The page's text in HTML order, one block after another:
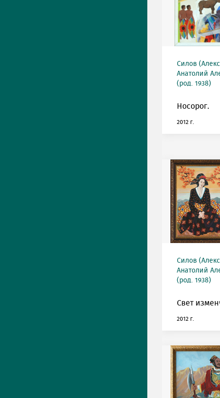
Силов
Анатолий
(род. 1938)
Носорог.
2012 г.
Силов
Анатолий
(род. 1938)
Свет
2012 г.